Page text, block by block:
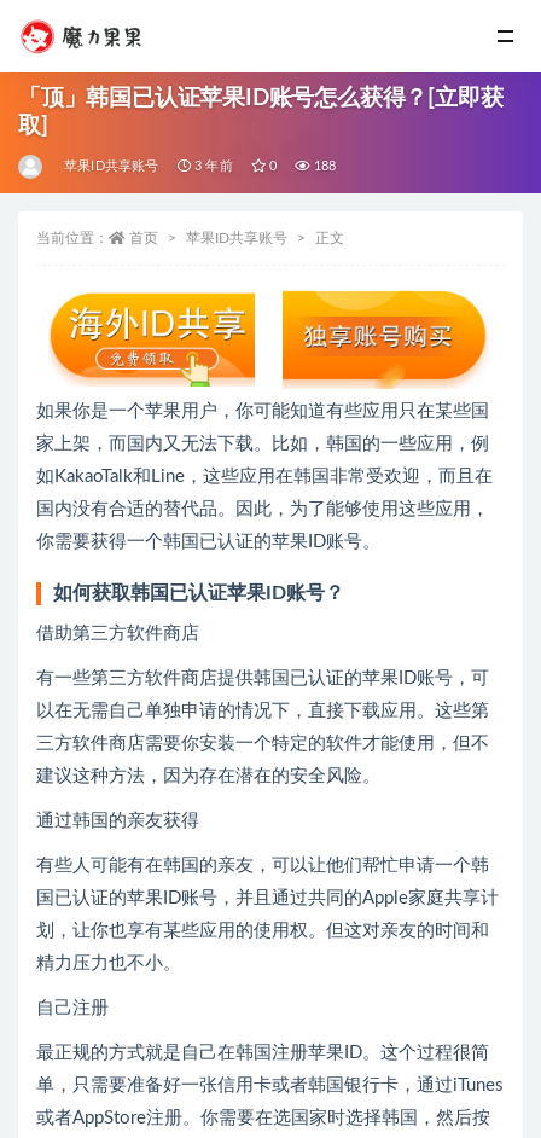
「顶」韩国已认证苹果ID账号怎么获得？[立即获
取]
苹果ID共享账号 3 年前 0 188
当前位置： 首页 苹果ID共享账号 正文
如果你是一个苹果用户，你可能知道有些应用只在某些国
家上架，而国内又无法下载。比如，韩国的一些应用，例
如KakaoTalk和Line，这些应用在韩国非常受欢迎，而且在
国内没有合适的替代品。因此，为了能够使用这些应用，
你需要获得一个韩国已认证的苹果ID账号。
如何获取韩国已认证苹果ID账号？
借助第三方软件商店
有一些第三方软件商店提供韩国已认证的苹果ID账号，可
以在无需自己单独申请的情况下，直接下载应用。这些第
三方软件商店需要你安装一个特定的软件才能使用，但不
建议这种方法，因为存在潜在的安全风险。
通过韩国的亲友获得
有些人可能有在韩国的亲友，可以让他们帮忙申请一个韩
国已认证的苹果ID账号，并且通过共同的Apple家庭共享计
划，让你也享有某些应用的使用权。但这对亲友的时间和
精力压力也不小。
自己注册
最正规的方式就是自己在韩国注册苹果ID。这个过程很简
单，只需要准备好一张信用卡或者韩国银行卡，通过iTunes
或者AppStore注册。你需要在选国家时选择韩国，然后按